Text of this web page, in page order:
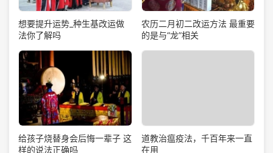
想要提升运势_种生基改运做
法你了解吗
农历二月初二改运方法 最重要
的是与“龙”相关
给孩子烧替身会后悔一辈子 这
样的说法正确吗
道教治瘟疫法，千百年来一直
在用